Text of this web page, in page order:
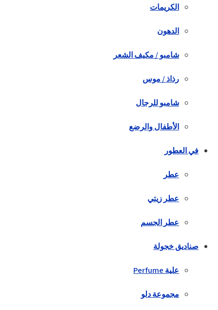
الكريمات
الدهون
شامبو / مكيف الشعر
رذاذ / موس
شامبو للرجال
الأطفال والرضع
في العطور
عطر
عطر زيتي
عطر الجسم
صناديق خجولة
علية Perfume
مجموعة دلو